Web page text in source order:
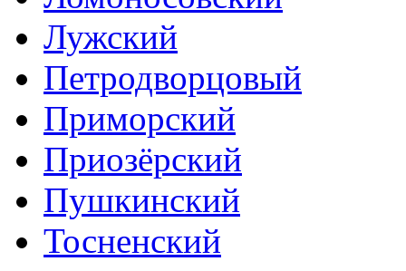
Лужский
Петродворцовый
Приморский
Приозёрский
Пушкинский
Тосненский